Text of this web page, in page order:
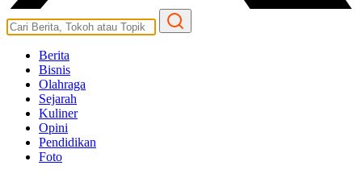
Berita
Bisnis
Olahraga
Sejarah
Kuliner
Opini
Pendidikan
Foto